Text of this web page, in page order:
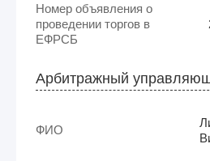
Номер объявления о
проведении торгов в
ЕФРСБ
Арбитражный
ФИО